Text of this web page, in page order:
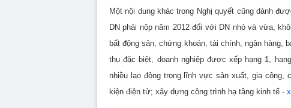
Một nội dung khác trong Nghị quyết cũng dành
DN phải nộp năm 2012 đối với DN nhỏ và vừa,
bất động sản, chứng khoán, tài chính, ngân hàng,
thụ đặc biệt, doanh nghiệp được xếp hạng 1,
nhiều lao động trong lĩnh vực sản xuất, gia công,
kiện điện tử; xây dựng công trình hạ tầng kinh tế -